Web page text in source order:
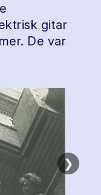
gitar
De var
❯